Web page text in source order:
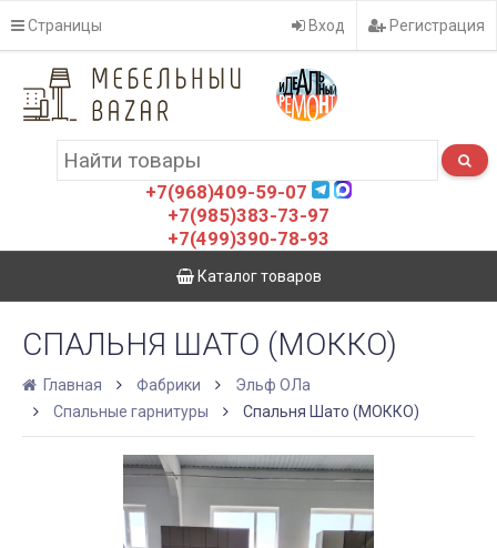
Страницы Вход Регистрация
+7(968)409-59-07
+7(985)383-73-97
+7(499)390-78-93
Каталог товаров
СПАЛЬНЯ ШАТО (МОККО)
Главная Фабрики
Эльф ОЛа
Спальные гарнитуры
Спальня Шато (МОККО)